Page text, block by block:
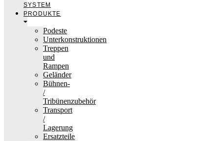
SYSTEM
PRODUKTE
Podeste
Unterkonstruktionen
Treppen
und
Rampen
Geländer
Bühnen-
/
Tribünenzubehör
Transport
/
Lagerung
Ersatzteile